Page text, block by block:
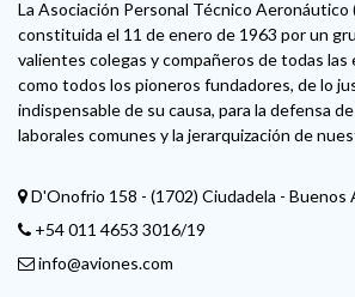
La Asociación Personal Técnico Aeronáutico
constituida el 11 de enero de 1963 por un
valientes colegas y compañeros de todas las
como todos los pioneros fundadores, de lo
indispensable de su causa, para la defensa
laborales comunes y la jerarquización de
D'Onofrio 158 - (1702) Ciudadela - Buenos
+54 011 4653 3016/19
info@aviones.com